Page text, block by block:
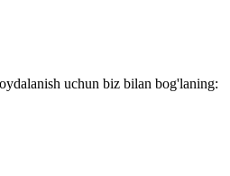
uchun biz bilan bog'laning: